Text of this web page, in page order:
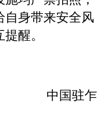
自身带来安全风
醒。
中国驻乍